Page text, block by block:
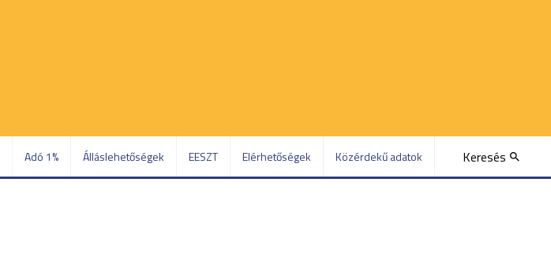
Adó 1% Álláslehetőségek EESZT Elérhetőségek Közérdekű adatok Keresés